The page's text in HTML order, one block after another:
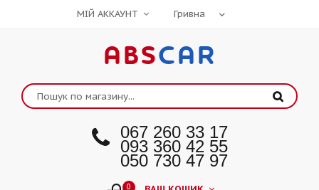
МІЙ АККАУНТ
ABSCAR
067 260 33 17
093 360 42 55
050 730 47 97
0